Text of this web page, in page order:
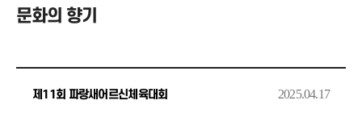
문화의 향기
제11회 파랑새어르신체육대회 2025.04.17